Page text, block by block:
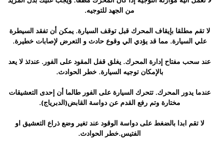
من الجهد للتوجيه.
لا تقم مطلقا بإيقاف المحرك قبل توقف السيارة. يمكن أن تفقد السيطرة
علي السيارة. مما قد يؤدي الي وقوع حادث و التعرض لإصابات خطيرة.
عند سحب مفتاح إدارة المحرك. يغلق قفل المقود على الفور. عندئذ لا يعد
بالإمكان توجيه السيارة. خطر الحوادث.
عندما يدور المحرك. تتحرك السيارة على الفور طالما أن إحدى التعشيقات
مختارة وتم رفع القدم عن دواسة القابض(الدبرياج).
لا تقم ابدا بالضغط على دواسة الوقود عند تغير وضع ذراع التعشيق او
الفتيس.خطر الحوادث.